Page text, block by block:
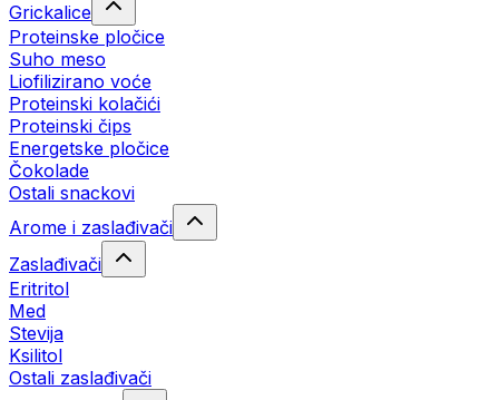
Grickalice
Proteinske pločice
Suho meso
Liofilizirano voće
Proteinski kolačići
Proteinski čips
Energetske pločice
Čokolade
Ostali snackovi
Arome i zaslađivači
Zaslađivači
Eritritol
Med
Stevija
Ksilitol
Ostali zaslađivači